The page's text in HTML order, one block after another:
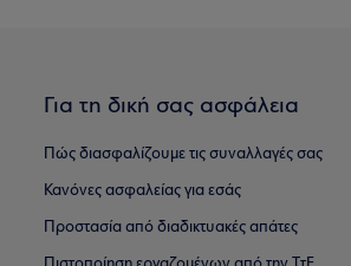
Για τη δική σας ασφάλεια
Πώς διασφαλίζουμε τις συναλλαγές σας
Κανόνες ασφαλείας για εσάς
Προστασία από διαδικτυακές απάτες